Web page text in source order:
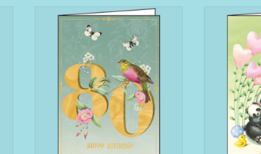
Edition Gollong WK EG 1-8519
TOEVOEGEN AAN WINKELWAGEN
Edition